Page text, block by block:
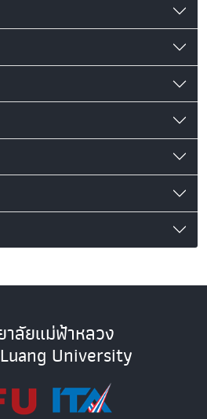
าลัยแม่ฟ้าหลวง
University